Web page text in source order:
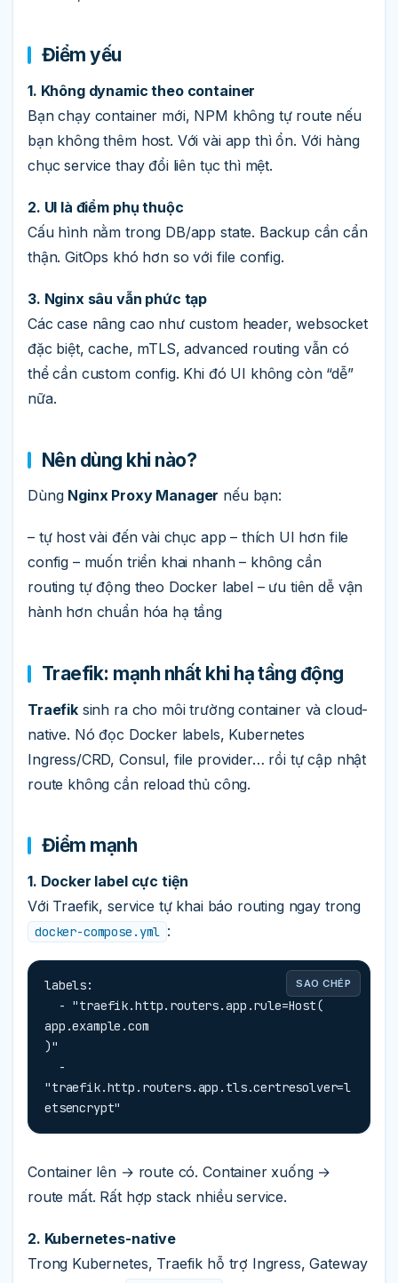
Điểm yếu
1. Không dynamic theo container
Bạn chạy container mới, NPM không tự route nếu
bạn không thêm host. Với vài app thì ổn. Với hàng
chục service thay đổi liên tục thì mệt.
2. UI là điểm phụ thuộc
Cấu hình nằm trong DB/app state. Backup cần cẩn
thận. GitOps khó hơn so với file config.
3. Nginx sâu vẫn phức tạp
Các case nâng cao như custom header, websocket
đặc biệt, cache, mTLS, advanced routing vẫn có
thể cần custom config. Khi đó UI không còn “dễ”
nữa.
Nên dùng khi nào?
Dùng Nginx Proxy Manager nếu bạn:
– tự host vài đến vài chục app – thích UI hơn file
config – muốn triển khai nhanh – không cần
routing tự động theo Docker label – ưu tiên dễ vận
hành hơn chuẩn hóa hạ tầng
Traefik: mạnh nhất khi hạ tầng động
Traefiksinh ra cho môi trường container và cloud-
native. Nó đọc Docker labels, Kubernetes
Ingress/CRD, Consul, file provider… rồi tự cập nhật
route không cần reload thủ công.
Điểm mạnh
1. Docker label cực tiện
Với Traefik, service tự khai báo routing ngay trong
docker-compose.yml :
SAO CHÉP
labels:
  - "traefik.http.routers.app.rule=Host(
app.example.com
)"
"traefik.http.routers.app.tls.certresolver=l
etsencrypt"
Container lên → route có. Container xuống →
route mất. Rất hợp stack nhiều service.
2. Kubernetes-native
Trong Kubernetes, Traefik hỗ trợ Ingress, Gateway